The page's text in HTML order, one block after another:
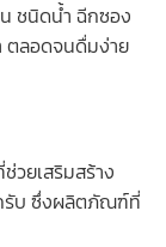
ชนิดน้ำ ฉีกซอง
ตลอดจนดื่มง่าย
วยเสริมสร้าง
ครับ ซึ่งผลิตภัณฑ์ที่